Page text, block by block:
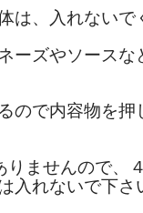
は、入れないで
ーズやソースな
ので内容物を押
ませんので、
入れないで下さ